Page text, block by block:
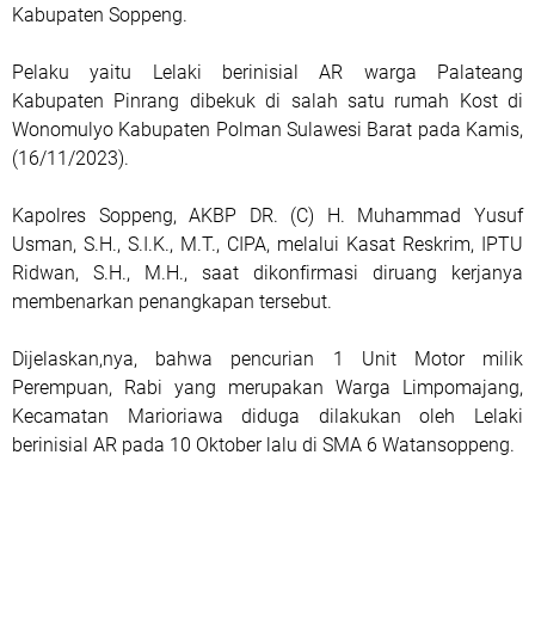
Kabupaten Soppeng.
Pelaku yaitu Lelaki berinisial AR warga Palateang
Kabupaten Pinrang dibekuk di salah satu rumah Kost di
Wonomulyo Kabupaten Polman Sulawesi Barat pada Kamis,
(16/11/2023).
Kapolres Soppeng, AKBP DR. (C) H. Muhammad Yusuf
Usman, S.H., S.I.K., M.T., CIPA, melalui Kasat Reskrim, IPTU
Ridwan, S.H., M.H., saat dikonfirmasi diruang kerjanya
membenarkan penangkapan tersebut.
Dijelaskan,nya, bahwa pencurian 1 Unit Motor milik
Perempuan, Rabi yang merupakan Warga Limpomajang,
Kecamatan Marioriawa diduga dilakukan oleh Lelaki
berinisial AR pada 10 Oktober lalu di SMA 6 Watansoppeng.